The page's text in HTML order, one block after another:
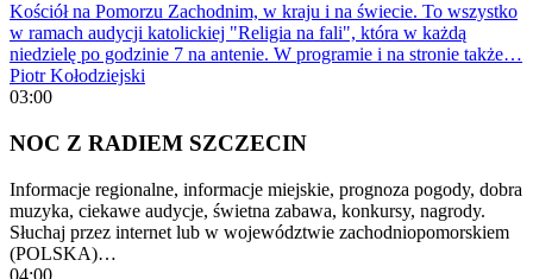
Kościół na Pomorzu Zachodnim, w kraju i na świecie. To wszystko
w ramach audycji katolickiej "Religia na fali", która w każdą
niedzielę po godzinie 7 na antenie. W programie i na stronie także…
Piotr Kołodziejski
03:00
NOC Z RADIEM SZCZECIN
Informacje regionalne, informacje miejskie, prognoza pogody, dobra
muzyka, ciekawe audycje, świetna zabawa, konkursy, nagrody.
Słuchaj przez internet lub w województwie zachodniopomorskiem
(POLSKA)…
04:00